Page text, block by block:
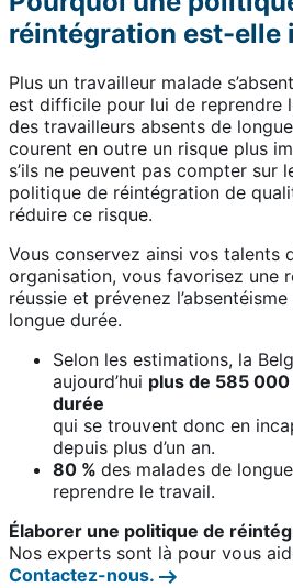
réintégration est-elle
Plus un travailleur malade
est difficile pour lui de reprendre
des travailleurs absents de
courent en outre un risque plus
s’ils ne peuvent pas compter sur
politique de réintégration de
réduire ce risque.
Vous conservez ainsi vos talents
organisation, vous favorisez une
réussie et prévenez
longue durée.
Selon les estimations, la
aujourd’hui plus de 585
durée
qui se trouvent donc en
depuis plus d’un an.
80 % des malades de
reprendre le travail.
Élaborer une politique de
Nos experts sont là pour vous
Contactez-nous.